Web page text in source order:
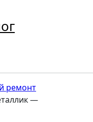
ремонт
—